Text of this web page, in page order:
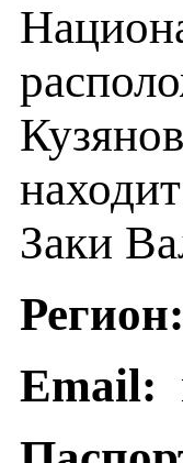
Заки
Регион:
Email: